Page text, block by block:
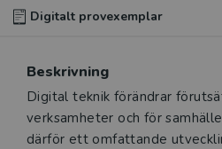
Digitalt provexemplar
digitalt provexemplar av den
Våra digitala provexemplar
och ger dig tillgång till boken
Beskrivning
Beskrivning
Digital teknik förändrar
verksamheter och för
därför ett omfattande